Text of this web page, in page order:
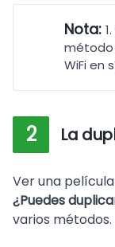
Nota:
método
WiFi en
2 La
Ver una
¿Puedes
varios métodos.